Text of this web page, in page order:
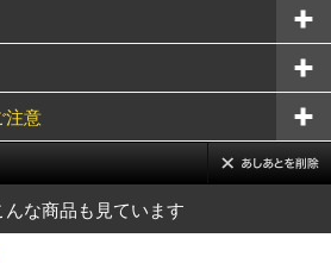
注意
な商品も見ています